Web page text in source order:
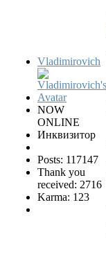
Vladimirovich
NOW
ONLINE
Инквизитор
Posts: 117147
Thank you
received: 2716
Karma: 123